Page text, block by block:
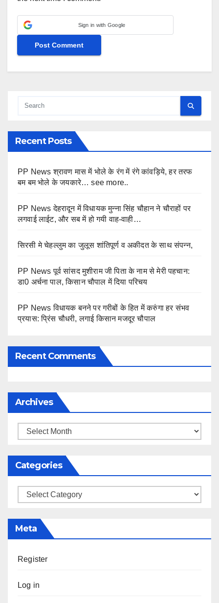
Sign in with Google
Recent Posts
PP News श्रावण मास में भोले के रंग में रंगे कांवड़िये, हर तरफ
बम बम भोले के जयकारे… see more..
PP News देहरादून में विधायक मुन्ना सिंह चौहान ने चौराहों पर
लगवाई लाईट, और सब में हो गयी वाह-वाही…
सिरसी मे चेहल्लुम का जुलूस शांतिपूर्ण व अकीदत के साथ संपन्न,
PP News पूर्व सांसद मुशीराम जी पिता के नाम से मेरी पहचान:
डा0 अर्चना पाल, किसान चौपाल में दिया परिचय
PP News विधायक बनने पर गरीबों के हित में करुंगा हर संभव
प्रयास: प्रिंस चौधरी, लगाई किसान मजदूर चौपाल
Recent Comments
Archives
Archives
Categories
Categories
Meta
Register
Log in